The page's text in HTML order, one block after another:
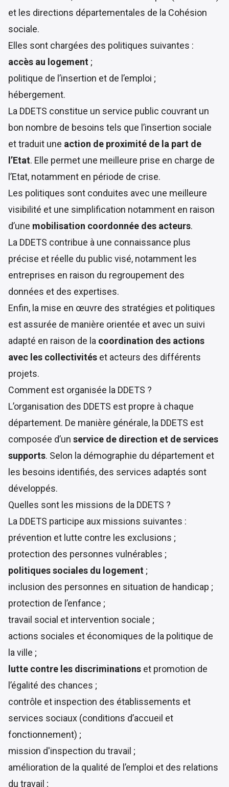
et les directions départementales de la Cohésion
sociale.
Elles sont chargées des politiques suivantes :
accès au logement ;
politique de l’insertion et de l’emploi ;
hébergement.
La DDETS constitue un service public couvrant un
bon nombre de besoins tels que l’insertion sociale
et traduit une action de proximité de la part de
l’Etat. Elle permet une meilleure prise en charge de
l’Etat, notamment en période de crise.
Les politiques sont conduites avec une meilleure
visibilité et une simplification notamment en raison
d’une mobilisation coordonnée des acteurs.
La DDETS contribue à une connaissance plus
précise et réelle du public visé, notamment les
entreprises en raison du regroupement des
données et des expertises.
Enfin, la mise en œuvre des stratégies et politiques
est assurée de manière orientée et avec un suivi
adapté en raison de la coordination des actions
avec les collectivités et acteurs des différents
projets.
Comment est organisée la DDETS ?
L’organisation des DDETS est propre à chaque
département. De manière générale, la DDETS est
composée d’un service de direction et de services
supports. Selon la démographie du département et
les besoins identifiés, des services adaptés sont
développés.
Quelles sont les missions de la DDETS ?
La DDETS participe aux missions suivantes :
prévention et lutte contre les exclusions ;
protection des personnes vulnérables ;
politiques sociales du logement ;
inclusion des personnes en situation de handicap ;
protection de l’enfance ;
travail social et intervention sociale ;
actions sociales et économiques de la politique de
la ville ;
lutte contre les discriminations et promotion de
l’égalité des chances ;
contrôle et inspection des établissements et
services sociaux (conditions d’accueil et
fonctionnement) ;
mission d'inspection du travail ;
amélioration de la qualité de l’emploi et des relations
du travail ;